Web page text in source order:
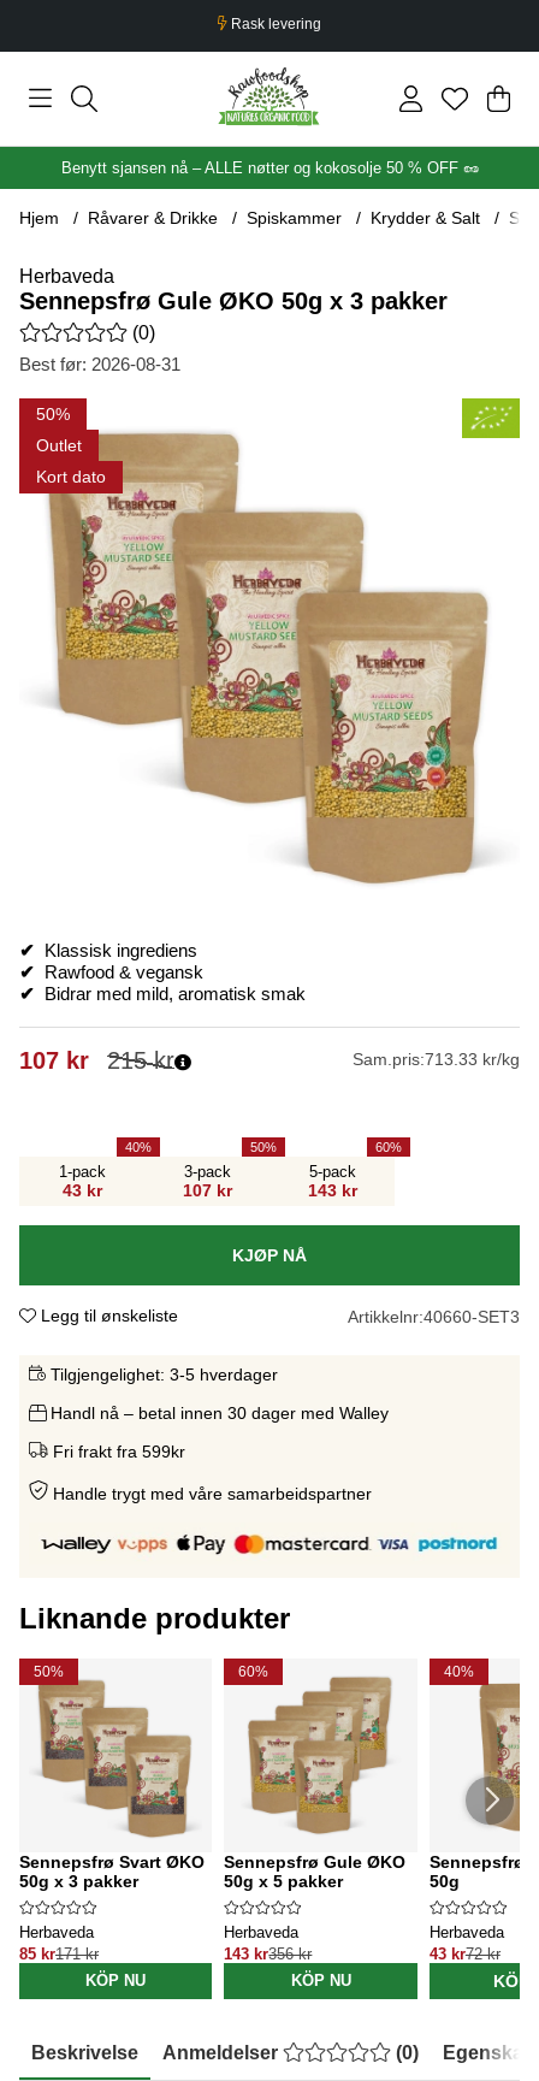
4,0/5 på Trustpilot
.
Benytt sjansen nå – ALLE nøtter og kokosolje 50 % OFF 🥜
Hjem Råvarer & Drikke Spiskammer Krydder & Salt
Herbaveda
Sennepsfrø Gule ØKO 50g x 3 pakker
Gjennomsnittlig rangering 0 av 5 Antall vurderinger 0
(0)
Best før: 2026-08-31
50
Outlet
Kort dato
Produktbilder Sennepsfrø Gule ØKO 50g x 3 pakker
✔ Klassisk ingrediens
✔ Rawfood & vegansk
✔ Bidrar med mild, aromatisk smak
215kr
107 kr Sam.pris:713.33 kr/kg
1-pack
43 kr
40
3-pack
107 kr
50
5-pack
143 kr
60
KJØP NÅ
Legg til ønskeliste Artikkelnr:40660-SET3
Tilgjengelighet: 3-5 hverdager
Handl nå – betal innen 30 dager med Walley
Fri frakt fra 599kr
Handle trygt med våre samarbeidspartner
Liknande produkter
50%
Sennepsfrø Svart ØKO
50g x 3 pakker
Herbaveda
85 kr171 kr
KÖP NU
60%
Sennepsfrø Gule ØKO
50g x 5 pakker
Herbaveda
143 kr356 kr
KÖP NU
40%
Sennepsfrø
50g
Herbaveda
43 kr72 kr
KÖP
Beskrivelse Anmeldelser (0)